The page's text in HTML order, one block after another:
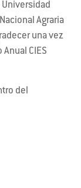
Universidad
Agraria
una vez
CIES
del